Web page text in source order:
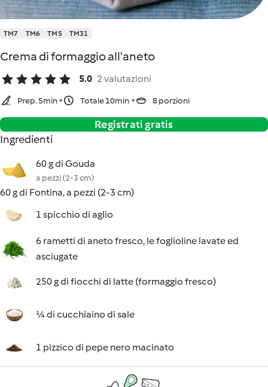
TM7 TM6 TM5 TM31
Crema di formaggio all'aneto
5.0 2 valutazioni
Prep. 5min Totale 10min 8 porzioni
Registrati gratis
Ingredienti
60 g di Gouda
a pezzi (2-3 cm)
60 g di Fontina, a pezzi (2-3 cm)
1 spicchio di aglio
6 rametti di aneto fresco, le foglioline lavate ed
asciugate
250 g di fiocchi di latte (formaggio fresco)
¼ di cucchiaino di sale
1 pizzico di pepe nero macinato